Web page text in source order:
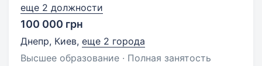
еще 2 должности
100 000 грн
Днепр, Киев, еще 2 города
Высшее образование · Полная занятость